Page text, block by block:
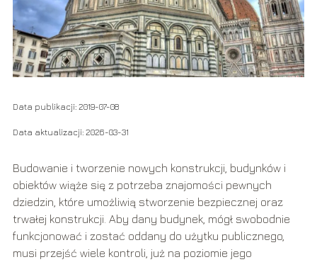
Data publikacji: 2019-07-08
Data aktualizacji: 2026-03-31
Budowanie i tworzenie nowych konstrukcji, budynków i
obiektów wiąże się z potrzeba znajomości pewnych
dziedzin, które umożliwią stworzenie bezpiecznej oraz
trwałej konstrukcji. Aby dany budynek, mógł swobodnie
funkcjonować i zostać oddany do użytku publicznego,
musi przejść wiele kontroli, już na poziomie jego